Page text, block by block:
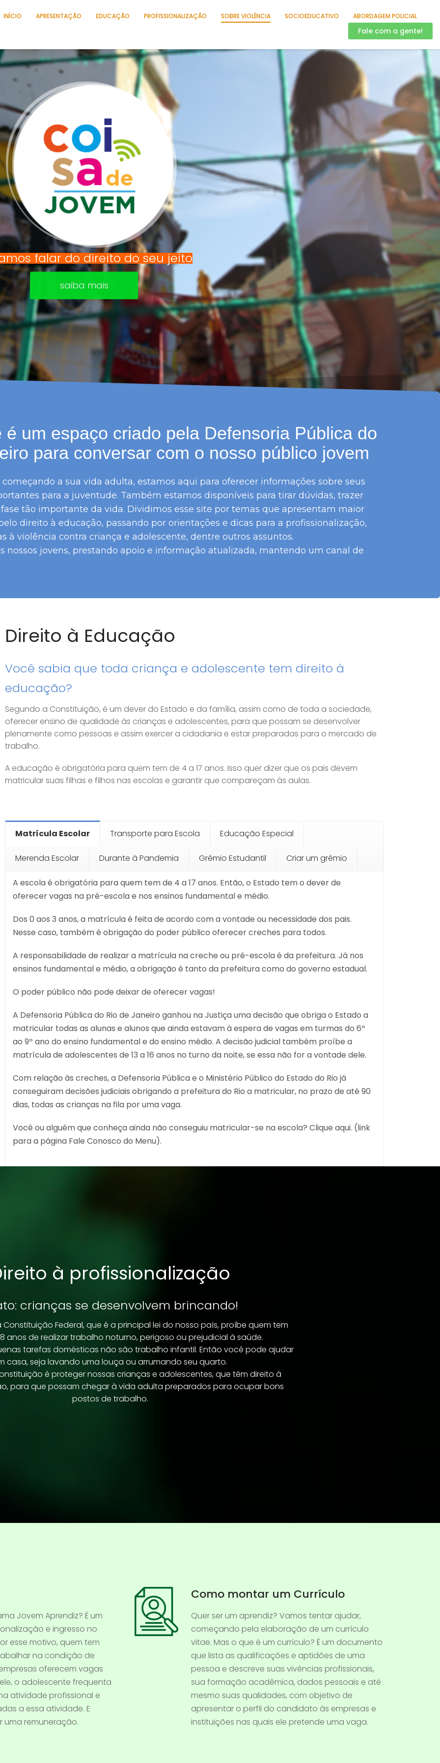
INÍCIO APRESENTAÇÃO EDUCAÇÃO PROFISSIONALIZAÇÃO SOBRE VIOLÊNCIA SOCIOEDUCATIVO ABORDAGEM POLICIAL
Fale com a gente!
falar do direito do seu jeito
saiba mais
um espaço criado pela Defensoria Pública do
para conversar com o nosso público jovem
a sua vida adulta, estamos aqui para oferecer informações sobre seus
para a juventude. Também estamos disponíveis para tirar dúvidas, trazer
tão importante da vida. Dividimos esse site por temas que apresentam maior
direito à educação, passando por orientações e dicas para a profissionalização,
à violência contra criança e adolescente, dentre outros assuntos.
nossos jovens, prestando apoio e informação atualizada, mantendo um canal de
Direito à Educação
Você sabia que toda criança e adolescente tem direito à
educação?
Segundo a Constituição, é um dever do Estado e da família, assim como de toda a sociedade,
oferecer ensino de qualidade às crianças e adolescentes, para que possam se desenvolver
plenamente como pessoas e assim exercer a cidadania e estar preparadas para o mercado de
trabalho.
A educação é obrigatória para quem tem de 4 a 17 anos. Isso quer dizer que os pais devem
matricular suas filhas e filhos nas escolas e garantir que compareçam às aulas.
Matrícula Escolar Transporte para Escola Educação Especial
Merenda Escolar Durante à Pandemia Grêmio Estudantil Criar um grêmio
A escola é obrigatória para quem tem de 4 a 17 anos. Então, o Estado tem o dever de
oferecer vagas na pré-escola e nos ensinos fundamental e médio.
Dos 0 aos 3 anos, a matrícula é feita de acordo com a vontade ou necessidade dos pais.
Nesse caso, também é obrigação do poder público oferecer creches para todos.
A responsabilidade de realizar a matrícula na creche ou pré-escola é da prefeitura. Já nos
ensinos fundamental e médio, a obrigação é tanto da prefeitura como do governo estadual.
O poder público não pode deixar de oferecer vagas!
A Defensoria Pública do Rio de Janeiro ganhou na Justiça uma decisão que obriga o Estado a
matricular todas as alunas e alunos que ainda estavam à espera de vagas em turmas do 6º
ao 9º ano do ensino fundamental e do ensino médio. A decisão judicial também proíbe a
matrícula de adolescentes de 13 a 16 anos no turno da noite, se essa não for a vontade dele.
Com relação às creches, a Defensoria Pública e o Ministério Público do Estado do Rio já
conseguiram decisões judiciais obrigando a prefeitura do Rio a matricular, no prazo de até 90
dias, todas as crianças na fila por uma vaga.
Você ou alguém que conheça ainda não conseguiu matricular-se na escola? Clique aqui. (link
para a página Fale Conosco do Menu).
à profissionalização
crianças se desenvolvem brincando!
Constituição Federal, que é a principal lei do nosso país, proíbe quem tem
anos de realizar trabalho noturno, perigoso ou prejudicial à saúde.
tarefas domésticas não são trabalho infantil. Então você pode ajudar
casa, seja lavando uma louça ou arrumando seu quarto.
é proteger nossas crianças e adolescentes, que têm direito à
para que possam chegar à vida adulta preparados para ocupar bons
postos de trabalho.
Jovem Aprendiz? É um
e ingresso no
esse motivo, quem tem
na condição de
oferecem vagas
o adolescente frequenta
atividade profissional e
a essa atividade. E
uma remuneração.
Como montar um Currículo
Quer ser um aprendiz? Vamos tentar ajudar,
começando pela elaboração de um currículo
vitae. Mas o que é um currículo? É um documento
que lista as qualificações e aptidões de uma
pessoa e descreve suas vivências profissionais,
sua formação acadêmica, dados pessoais e até
mesmo suas qualidades, com objetivo de
apresentar o perfil do candidato às empresas e
instituições nas quais ele pretende uma vaga.